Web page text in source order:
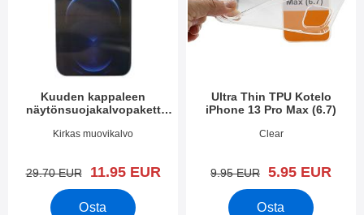
Kuuden kappaleen
näytönsuojakalvopakett
Tuote.nro 41898
Kirkas muovikalvo
vanha hinta
29.70 EUR uusi hinta
11.95 EUR
Osta
Ultra Thin TPU Kotelo
iPhone 13 Pro Max (6.7)
Tuote.nro 41901
Clear
vanha hinta
9.95 EUR uusi hinta
5.95 EUR
Osta